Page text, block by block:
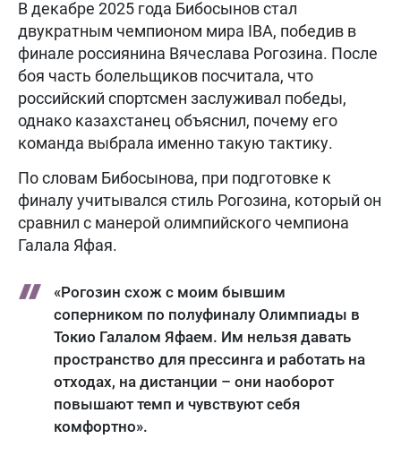
В декабре 2025 года Бибосынов стал
двукратным чемпионом мира IBA, победив в
финале россиянина Вячеслава Рогозина. После
боя часть болельщиков посчитала, что
российский спортсмен заслуживал победы,
однако казахстанец объяснил, почему его
команда выбрала именно такую тактику.
По словам Бибосынова, при подготовке к
финалу учитывался стиль Рогозина, который он
сравнил с манерой олимпийского чемпиона
Галала Яфая.
«Рогозин схож с моим бывшим
соперником по полуфиналу Олимпиады в
Токио Галалом Яфаем. Им нельзя давать
пространство для прессинга и работать на
отходах, на дистанции – они наоборот
повышают темп и чувствуют себя
комфортно».